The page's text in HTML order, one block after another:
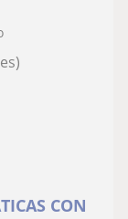
CON